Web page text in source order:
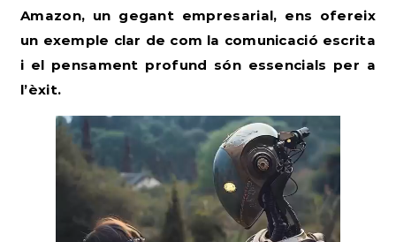
Amazon, un gegant empresarial, ens ofereix
un exemple clar de com la comunicació escrita
i el pensament profund són essencials per a
l’èxit.